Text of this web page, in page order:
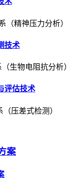
（精神压力分析）
技术
生物电阻抗分析）
评估技术
压差式检测）
案